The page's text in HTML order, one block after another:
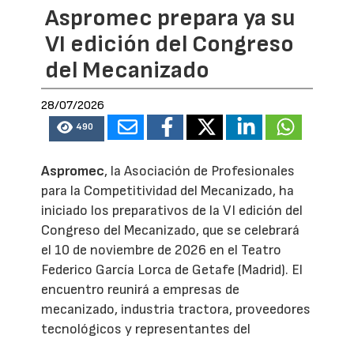
Aspromec prepara ya su
VI edición del Congreso
del Mecanizado
28/07/2026
490
Aspromec, la Asociación de Profesionales
para la Competitividad del Mecanizado, ha
iniciado los preparativos de la VI edición del
Congreso del Mecanizado, que se celebrará
el 10 de noviembre de 2026 en el Teatro
Federico García Lorca de Getafe (Madrid). El
encuentro reunirá a empresas de
mecanizado, industria tractora, proveedores
tecnológicos y representantes del